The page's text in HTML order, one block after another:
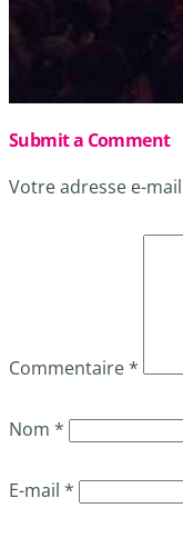
Submit a Comment
Votre adresse e-
Commentaire*
Nom *
E-mail *